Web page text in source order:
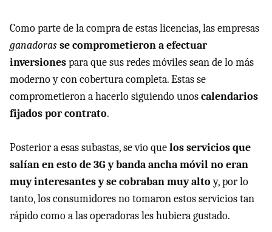
Como parte de la compra de estas licencias, las empresas
ganadorasse comprometieron a efectuar
inversionespara que sus redes móviles sean de lo más
moderno y con cobertura completa. Estas se
comprometieron a hacerlo siguiendo unoscalendarios
fijados por contrato.
Posterior a esas subastas, se vio quelos servicios que
salían en esto de 3G y banda ancha móvil no eran
muy interesantes y se cobraban muy altoy, por lo
tanto, los consumidores no tomaron estos servicios tan
rápido como a las operadoras les hubiera gustado.